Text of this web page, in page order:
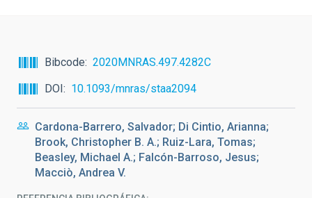
Bibcode
2020MNRAS.497.4282C
DOI
10.1093/mnras/staa2094
Cardona-Barrero, Salvador; Di Cintio, Arianna;
Brook, Christopher B. A.; Ruiz-Lara, Tomas;
Beasley, Michael A.; Falcón-Barroso, Jesus;
Macciò, Andrea V.